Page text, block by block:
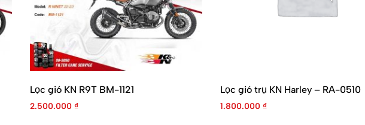
Lọc gió KN R9T BM-1121
2.500.000 ₫
Lọc gió trụ KN Harley – RA-0510
1.800.000 ₫